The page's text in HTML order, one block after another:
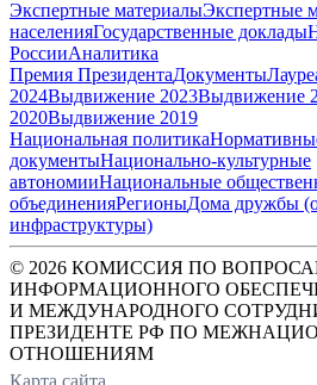
Экспертные материалыЭкспертные
населенияГосударственные доклады
РоссииАналитика
Премия ПрезидентаДокументы
2024Выдвижение 2023Выдвижение
2020Выдвижение 2019
Национальная политика
документыНационально-культурные
автономииНациональные
объединенияРегионыДома дружбы
инфраструктуры)
© 2026 КОМИССИЯ ПО
ИНФОРМАЦИОННОГО
И МЕЖДУНАРОДНОГО
ПРЕЗИДЕНТЕ РФ ПО
ОТНОШЕНИЯМ
Карта сайта